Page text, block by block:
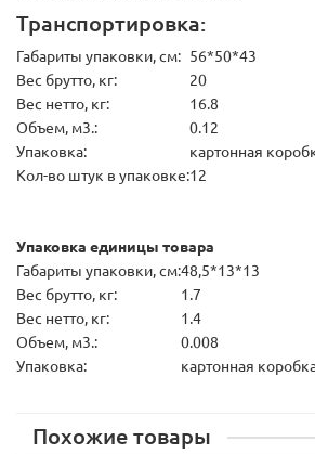
Транспортировка:
Габариты упаковки, см: 56*50*43
Вес брутто, кг:
20
Вес нетто, кг:
16.8
Объем, м3.:
0.12
Упаковка:
картонная
Кол-во штук в упаковке:12
Упаковка единицы товара
Габариты упаковки, см:48,5*13*13
Вес брутто, кг:
1.7
Вес нетто, кг:
1.4
Объем, м3.:
0.008
Упаковка:
картонная
Похожие товары